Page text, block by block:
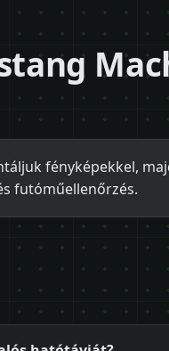
fényképekkel,
futóműellenőrzés.